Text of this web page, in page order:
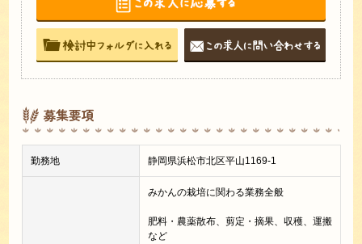
募集要項
勤務地 静岡県浜松市北区平山1169-1
みかんの栽培に関わる業務全般
肥料・農薬散布、剪定・摘果、収穫、運搬
など